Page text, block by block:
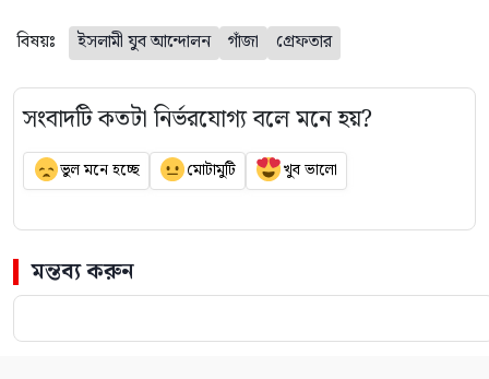
বিষয়ঃ ইসলামী যুব আন্দোলন গাঁজা গ্রেফতার
সংবাদটি কতটা নির্ভরযোগ্য বলে মনে হয়?
ভুল মনে হচ্ছে মোটামুটি খুব ভালো
মন্তব্য করুন